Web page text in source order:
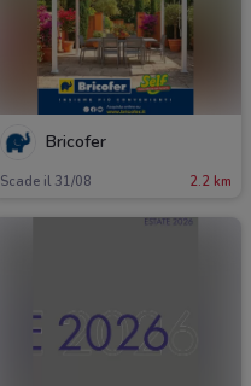
Bricofer
Scade il 31/08 2.2 km